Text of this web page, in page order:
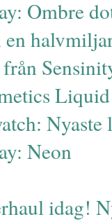
Ombre
en
Nyaste
Neon
idag!